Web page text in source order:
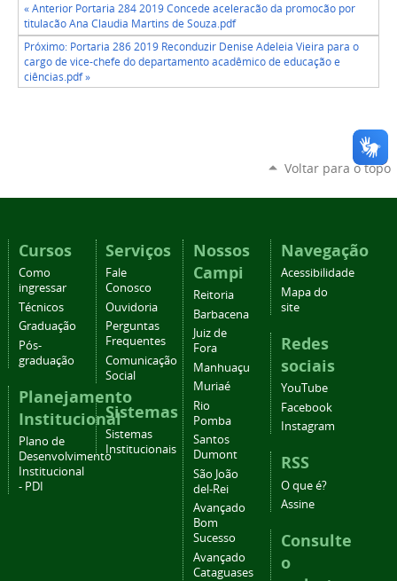
« Anterior Portaria 284 2019 Concede aceleracão da promocão por
titulacão Ana Claudia Martins de Souza.pdf
Próximo: Portaria 286 2019 Reconduzir Denise Adeleia Vieira para o
cargo de vice-chefe do departamento acadêmico de educação e
ciências.pdf »
Voltar para o topo
Cursos
Como
ingressar
Técnicos
Graduação
Pós-
graduação
Planejamento
Institucional
Plano de
Desenvolvimento
Institucional
- PDI
Serviços
Fale
Conosco
Ouvidoria
Perguntas
Frequentes
Comunicação
Social
Sistemas
Sistemas
Institucionais
Nossos
Campi
Reitoria
Barbacena
Juiz de
Fora
Manhuaçu
Muriaé
Rio
Pomba
Santos
Dumont
São João
del-Rei
Avançado
Bom
Sucesso
Avançado
Cataguases
Navegação
Acessibilidade
Mapa do
site
Redes
sociais
YouTube
Facebook
Instagram
RSS
O que é?
Assine
Consulte
o